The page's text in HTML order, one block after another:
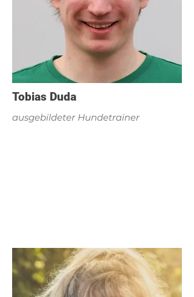
Tobias Duda
ausgebildeter Hundetrainer